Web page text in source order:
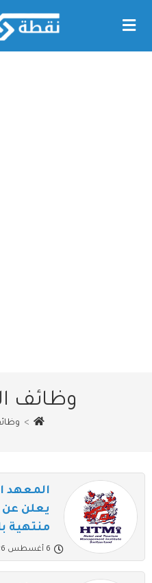
وظائف
>
المعهد
يعلن عن
منتهية
6 أغسطس 2026